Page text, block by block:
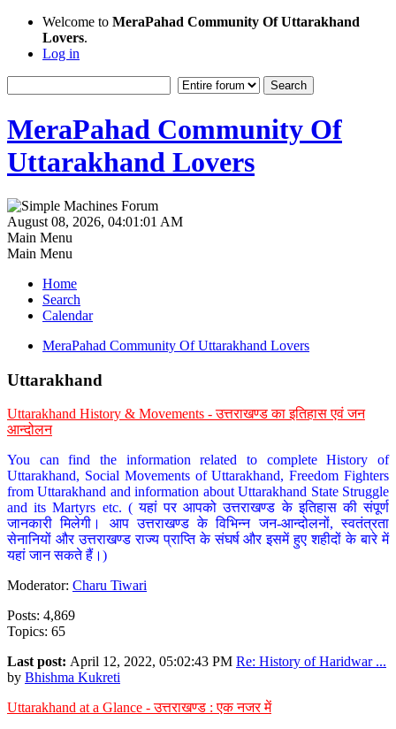
Welcome to MeraPahad Community Of Uttarakhand
Lovers.
Log in
MeraPahad Community Of
Uttarakhand Lovers
August 08, 2026, 04:01:01 AM
Main Menu
Main Menu
Home
Search
Calendar
MeraPahad Community Of Uttarakhand Lovers
Uttarakhand
Uttarakhand History & Movements - उत्तराखण्ड का इतिहास एवं जन
आन्दोलन
You can find the information related to complete History of
Uttarakhand, Social Movements of Uttarakhand, Freedom Fighters
from Uttarakhand and information about Uttarakhand State Struggle
and its Martyrs etc. ( यहां पर आपको उत्तराखण्ड के इतिहास की संपूर्ण
जानकारी मिलेगी। आप उत्तराखण्ड के विभिन्न जन-आन्दोलनों, स्वतंत्रता
सेनानियों और उत्तराखण्ड राज्य प्राप्ति के संघर्ष और इसमें हुए शहीदों के बारे में
यहां जान सकते हैं।)
Moderator: Charu Tiwari
Posts: 4,869
Topics: 65
Last post: April 12, 2022, 05:02:43 PM Re: History of Haridwar ...
by Bhishma Kukreti
Uttarakhand at a Glance - उत्तराखण्ड : एक नजर में